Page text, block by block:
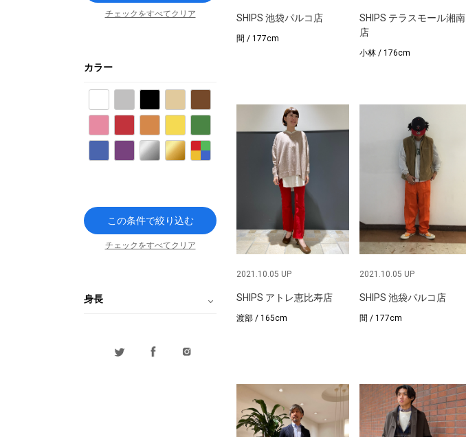
SHIPS 池袋パルコ店
間 / 177cm
SHIPS テラスモール湘南
店
小林 / 176cm
2021.10.05 UP
SHIPS アトレ恵比寿店
渡部 / 165cm
2021.10.05 UP
SHIPS 池袋パルコ店
間 / 177cm
チェックをすべてクリア
カラー
パープル シルバー ゴールド
この条件で絞り込む
チェックをすべてクリア
身長